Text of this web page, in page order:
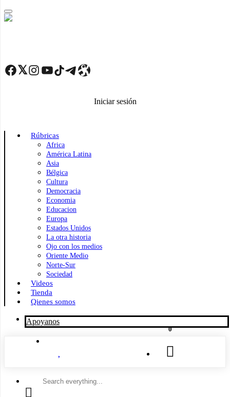
Skip
to
Facebook Twitter Instagram YouTube TikTok Telegram Enlace
Iniciar sesión
Rúbricas
Africa
América Latina
Asia
Bélgica
Cultura
Democracia
Economia
Educacion
Europa
Estados Unidos
La otra historia
Ojo con los medios
Oriente Medio
Norte-Sur
Sociedad
Videos
Tienda
Qienes somos
Apoyanos
0
Search